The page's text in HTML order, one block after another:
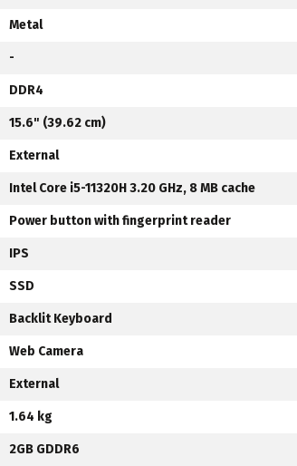
Metal
-
DDR4
15.6" (39.62 cm)
Еxternal
Intel Core i5-11320H 3.20 GHz, 8 MB cache
Power button with fingerprint reader
IPS
SSD
Backlit Keyboard
Web Camera
Еxternal
1.64 kg
2GB GDDR6